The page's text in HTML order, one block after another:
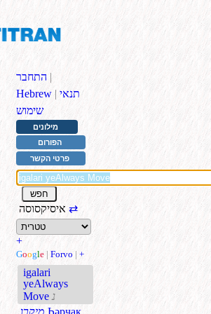
התחבר |
Hebrew | תנאי
שימוש
מילונים
הפורום
פרטי הקשר
⇄
+
Google | Forvo | +
igalari
yeAlways
Move נ
.מיקרו Һәрчак